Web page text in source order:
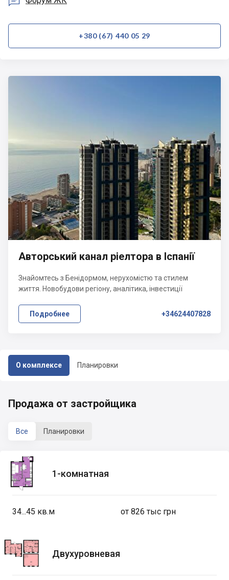
О комплексе Планировки
+380 (67) 440 05 29
Авторський канал ріелтора в Іспанії
Знайомтесь з Бенідормом, нерухомістю та стилем
життя. Новобудови регіону, аналітика, інвестиції
Подробнее +34624407828
Продажа от застройщика
Все Планировки
1-комнатная
34...45 кв.м от 826 тыс грн
Двухуровневая